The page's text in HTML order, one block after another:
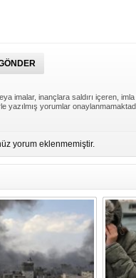
imalar, inançlara saldırı içeren, imla
yorumlar
yorum eklenmemiştir.